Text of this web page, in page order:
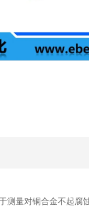
测量对铜合金不起腐